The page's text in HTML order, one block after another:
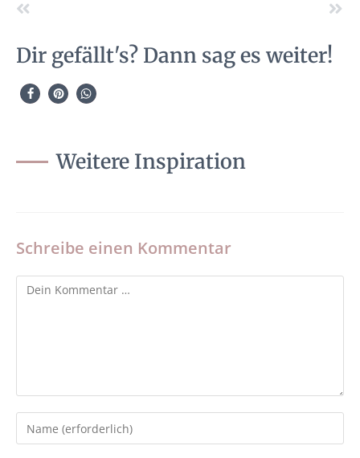
Dir gefällt's? Dann sag es weiter!
Weitere Inspiration
Schreibe einen Kommentar